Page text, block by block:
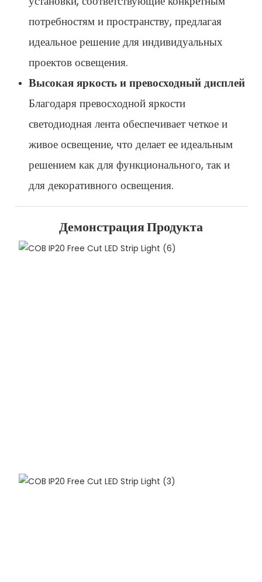
потребностям и пространству, предлагая
идеальное решение для индивидуальных
проектов освещения.
Высокая яркость и превосходный дисплей
Благодаря превосходной яркости
светодиодная лента обеспечивает четкое и
живое освещение, что делает ее идеальным
решением как для функционального, так и
для декоративного освещения.
Демонстрация Продукта